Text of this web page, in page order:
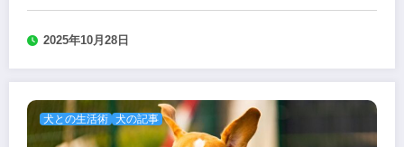
2025年10月28日
犬との生活術 犬の記事